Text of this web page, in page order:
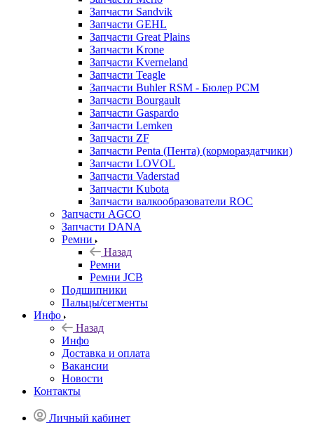
Запчасти Sandvik
Запчасти GEHL
Запчасти Great Plains
Запчасти Krone
Запчасти Kverneland
Запчасти Teagle
Запчасти Buhler RSM - Бюлер РСМ
Запчасти Bourgault
Запчасти Gaspardo
Запчасти Lemken
Запчасти ZF
Запчасти Penta (Пента) (кормораздатчики)
Запчасти LOVOL
Запчасти Vaderstad
Запчасти Kubota
Запчасти валкообразователи ROC
Запчасти AGCO
Запчасти DANA
Ремни
Назад
Ремни
Ремни JCB
Подшипники
Пальцы/сегменты
Инфо
Назад
Инфо
Доставка и оплата
Вакансии
Новости
Контакты
Личный кабинет